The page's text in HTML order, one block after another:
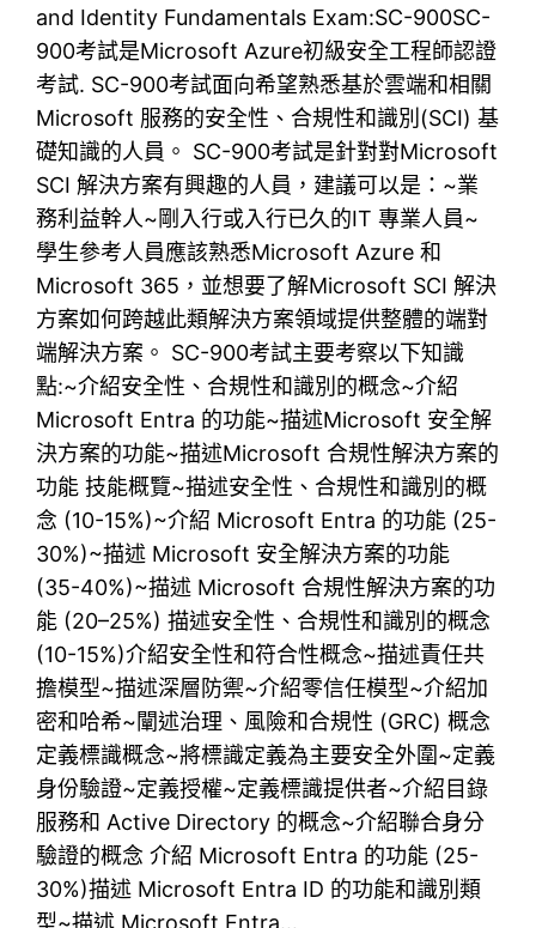
and Identity Fundamentals Exam:SC-900SC-
900考試是Microsoft Azure初級安全工程師認證
考試. SC-900考試面向希望熟悉基於雲端和相關
Microsoft 服務的安全性、合規性和識別(SCI) 基
礎知識的人員。 SC-900考試是針對對Microsoft
SCI 解決方案有興趣的人員，建議可以是：~業
務利益幹人~剛入行或入行已久的IT 專業人員~
學生參考人員應該熟悉Microsoft Azure 和
Microsoft 365，並想要了解Microsoft SCI 解決
方案如何跨越此類解決方案領域提供整體的端對
端解決方案。 SC-900考試主要考察以下知識
點:~介紹安全性、合規性和識別的概念~介紹
Microsoft Entra 的功能~描述Microsoft 安全解
決方案的功能~描述Microsoft 合規性解決方案的
功能 技能概覽~描述安全性、合規性和識別的概
念 (10-15%)~介紹 Microsoft Entra 的功能 (25-
30%)~描述 Microsoft 安全解決方案的功能
(35-40%)~描述 Microsoft 合規性解決方案的功
能 (20–25%) 描述安全性、合規性和識別的概念
(10-15%)介紹安全性和符合性概念~描述責任共
擔模型~描述深層防禦~介紹零信任模型~介紹加
密和哈希~闡述治理、風險和合規性 (GRC) 概念
定義標識概念~將標識定義為主要安全外圍~定義
身份驗證~定義授權~定義標識提供者~介紹目錄
服務和 Active Directory 的概念~介紹聯合身分
驗證的概念 介紹 Microsoft Entra 的功能 (25-
30%)描述 Microsoft Entra ID 的功能和識別類
型~描述 Microsoft Entra…